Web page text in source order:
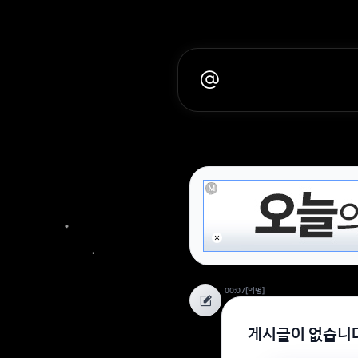
00:07[익명]
게시글이 없습니